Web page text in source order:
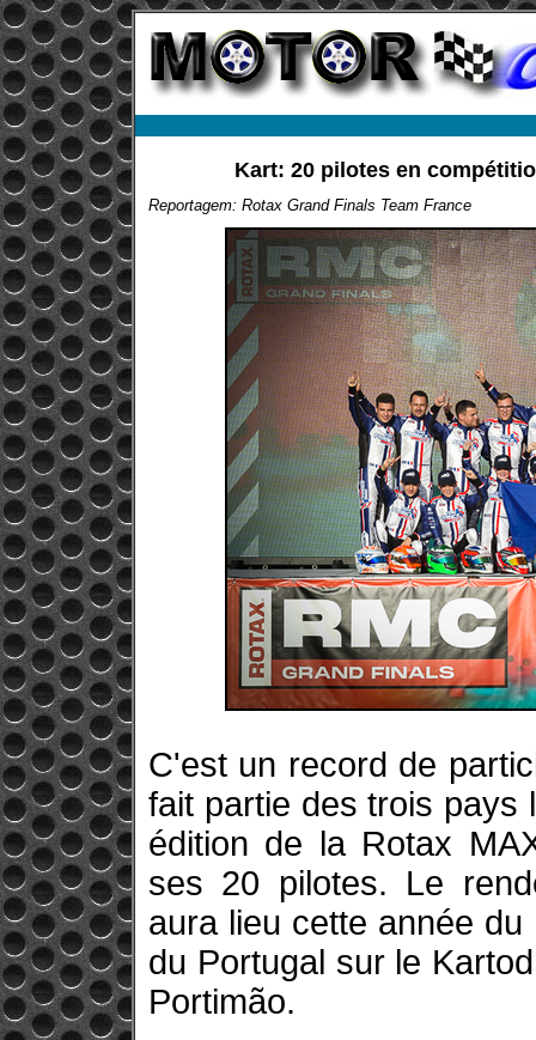
Kart: 20 pilotes en
Reportagem: Rotax Grand Finals Team France
C'est un record de
fait partie des trois pays
édition de la Rotax
ses 20 pilotes. Le
aura lieu cette année
du Portugal sur le
Portimão.